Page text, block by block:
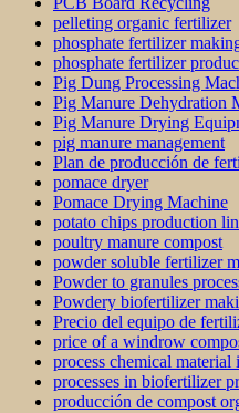
pelleting organic fertilizer
phosphate fertilizer
phosphate fertilizer
Pig Dung Processing
Pig Manure Dehydration
Pig Manure Drying
pig manure management
Plan de producción de
pomace dryer
Pomace Drying Machine
potato chips production
poultry manure compost
powder soluble fertilizer
Powder to granules
Powdery biofertilizer
Precio del equipo de
price of a windrow
process chemical material
processes in biofertilizer
producción de compost